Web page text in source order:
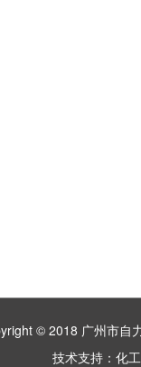
© 2018 广州市
技术支持： 化